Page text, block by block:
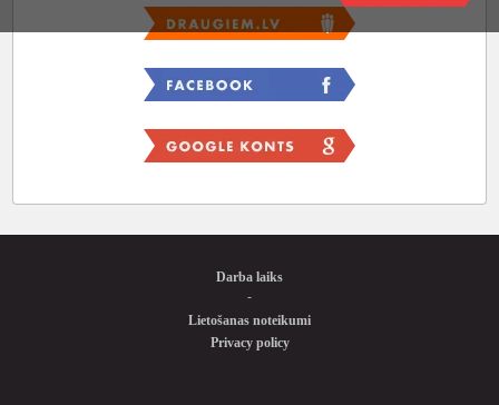
Darba laiks
-
Lietošanas noteikumi
Privacy policy